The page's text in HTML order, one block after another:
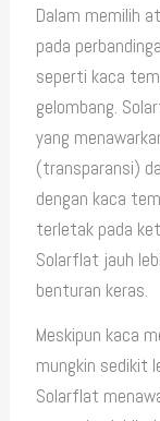
Dalam memilih
pada
seperti kaca
gelombang.
yang
(transparansi)
dengan kaca
terletak pada
Solarflat jauh
benturan keras.
Meskipun kaca
mungkin sedikit
Solarflat